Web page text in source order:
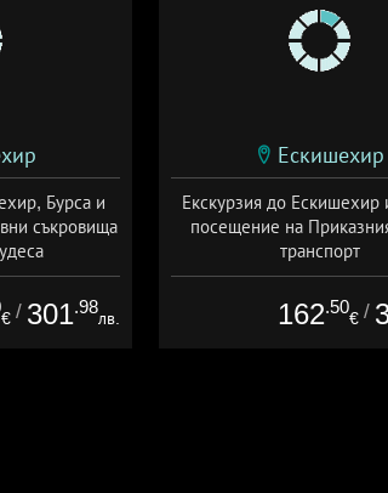
Бурса и
съкровища
€ / 301.98
лв.
Ескишехир
Екскурзия до Ескишехир
посещение на
транспорт
+ закуска
162.50
€ /